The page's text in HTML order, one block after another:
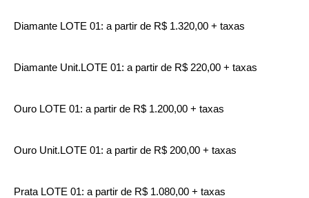
Diamante LOTE 01: a partir de R$ 1.320,00 + taxas
Diamante Unit.LOTE 01: a partir de R$ 220,00 + taxas
Ouro LOTE 01: a partir de R$ 1.200,00 + taxas
Ouro Unit.LOTE 01: a partir de R$ 200,00 + taxas
Prata LOTE 01: a partir de R$ 1.080,00 + taxas